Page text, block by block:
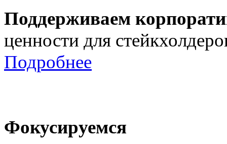
Поддерживаем
ценности для
Подробнее
Фокусируемся